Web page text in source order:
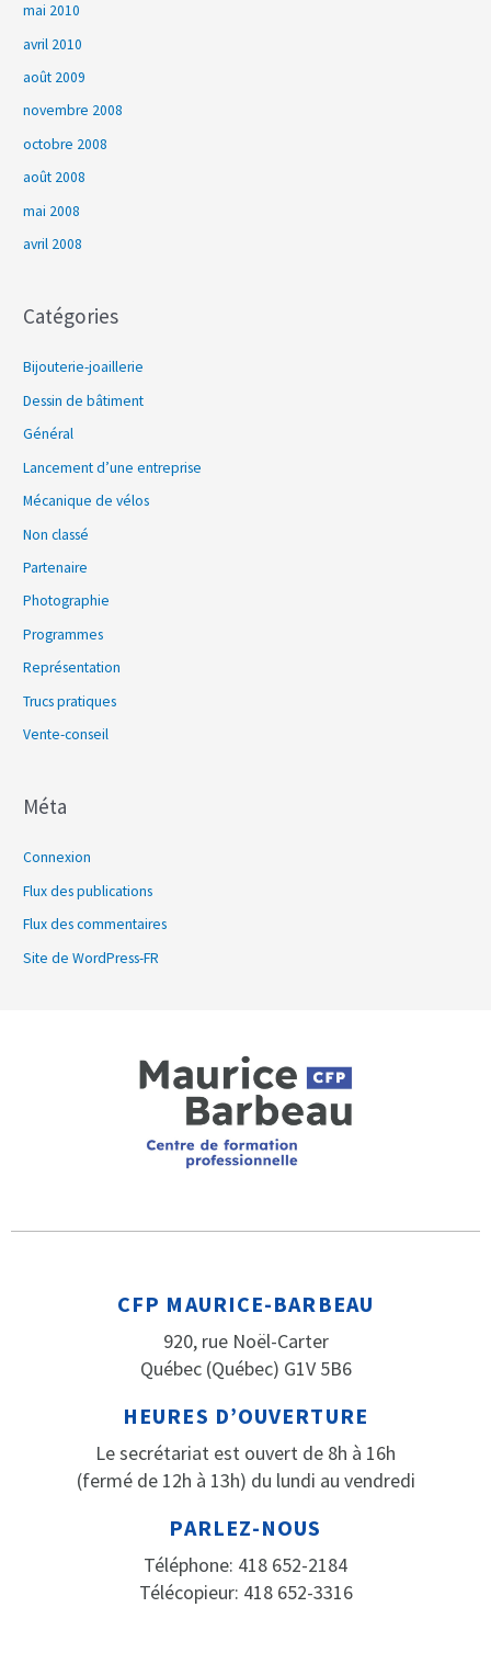
mai 2010
avril 2010
août 2009
novembre 2008
octobre 2008
août 2008
mai 2008
avril 2008
Catégories
Bijouterie-joaillerie
Dessin de bâtiment
Général
Lancement d’une entreprise
Mécanique de vélos
Non classé
Partenaire
Photographie
Programmes
Représentation
Trucs pratiques
Vente-conseil
Méta
Connexion
Flux des publications
Flux des commentaires
Site de WordPress-FR
CFP MAURICE-BARBEAU
920, rue Noël-Carter
Québec (Québec) G1V 5B6
HEURES D’OUVERTURE
Le secrétariat est ouvert de 8h à 16h
(fermé de 12h à 13h) du lundi au vendredi
PARLEZ-NOUS
Téléphone: 418 652-2184
Télécopieur: 418 652-3316